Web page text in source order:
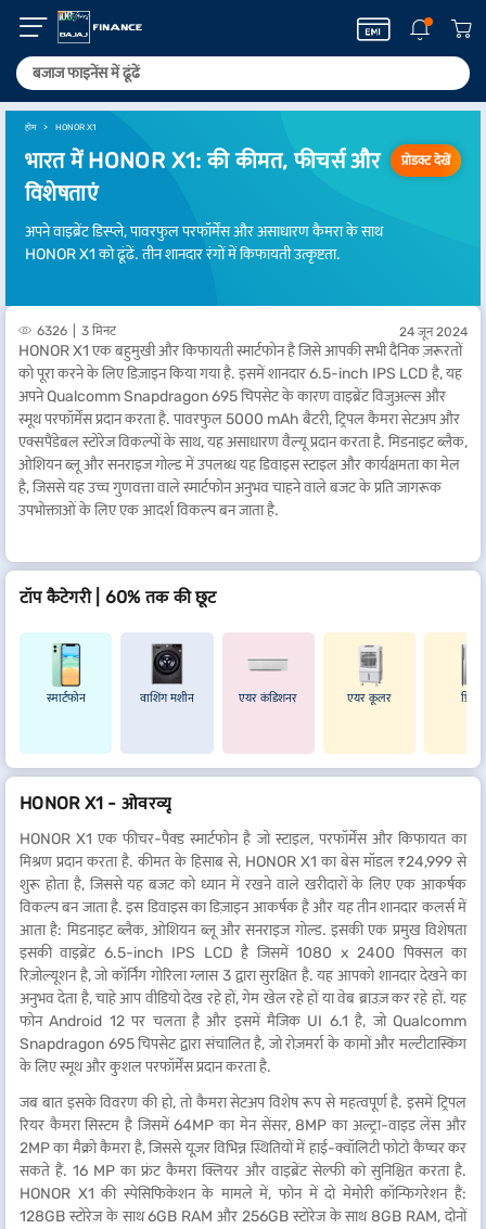
होम HONOR X1
भारत में HONOR X1: की कीमत, फीचर्स और
विशेषताएं
अपने वाइब्रेंट डिस्प्ले, पावरफुल परफॉर्मेंस और असाधारण कैमरा के साथ
HONOR X1 को ढूंढें. तीन शानदार रंगों में किफायती उत्कृष्टता.
प्रोडक्ट देखें
6326 3 मिनट 24 जून 2024
HONOR X1 एक बहुमुखी और किफायती स्मार्टफोन है जिसे आपकी सभी दैनिक ज़रूरतों
को पूरा करने के लिए डिज़ाइन किया गया है. इसमें शानदार 6.5-inch IPS LCD है, यह
अपने Qualcomm Snapdragon 695 चिपसेट के कारण वाइब्रेंट विजुअल्स और
स्मूथ परफॉर्मेंस प्रदान करता है. पावरफुल 5000 mAh बैटरी, ट्रिपल कैमरा सेटअप और
एक्सपैंडेबल स्टोरेज विकल्पों के साथ, यह असाधारण वैल्यू प्रदान करता है. मिडनाइट ब्लैक,
ओशियन ब्लू और सनराइज गोल्ड में उपलब्ध यह डिवाइस स्टाइल और कार्यक्षमता का मेल
है, जिससे यह उच्च गुणवत्ता वाले स्मार्टफोन अनुभव चाहने वाले बजट के प्रति जागरूक
उपभोक्ताओं के लिए एक आदर्श विकल्प बन जाता है.
टॉप कैटेगरी | 60% तक की छूट
स्मार्टफोन वाशिंग मशीन एयर कंडिशनर एयर कूलर फ्रिज
HONOR X1 - ओवरव्यू
HONOR X1 एक फीचर-पैक्ड स्मार्टफोन है जो स्टाइल, परफॉर्मेंस और किफायत का
मिश्रण प्रदान करता है. कीमत के हिसाब से, HONOR X1 का बेस मॉडल ₹24,999 से
शुरू होता है, जिससे यह बजट को ध्यान में रखने वाले खरीदारों के लिए एक आकर्षक
विकल्प बन जाता है. इस डिवाइस का डिज़ाइन आकर्षक है और यह तीन शानदार कलर्स में
आता है: मिडनाइट ब्लैक, ओशियन ब्लू और सनराइज गोल्ड. इसकी एक प्रमुख विशेषता
इसकी वाइब्रेंट 6.5-inch IPS LCD है जिसमें 1080 x 2400 पिक्सल का
रिज़ोल्यूशन है, जो कॉर्निंग गोरिला ग्लास 3 द्वारा सुरक्षित है. यह आपको शानदार देखने का
अनुभव देता है, चाहे आप वीडियो देख रहे हों, गेम खेल रहे हों या वेब ब्राउज़ कर रहे हों. यह
फोन Android 12 पर चलता है और इसमें मैजिक UI 6.1 है, जो Qualcomm
Snapdragon 695 चिपसेट द्वारा संचालित है, जो रोज़मर्रा के कामों और मल्टीटास्किंग
के लिए स्मूथ और कुशल परफॉर्मेंस प्रदान करता है.
जब बात इसके विवरण की हो, तो कैमरा सेटअप विशेष रूप से महत्वपूर्ण है. इसमें ट्रिपल
रियर कैमरा सिस्टम है जिसमें 64MP का मेन सेंसर, 8MP का अल्ट्रा-वाइड लेंस और
2MP का मैक्रो कैमरा है, जिससे यूज़र विभिन्न स्थितियों में हाई-क्वॉलिटी फोटो कैप्चर कर
सकते हैं. 16 MP का फ्रंट कैमरा क्लियर और वाइब्रेंट सेल्फी को सुनिश्चित करता है.
HONOR X1 की स्पेसिफिकेशन के मामले में, फोन में दो मेमोरी कॉन्फिगरेशन हैं:
128GB स्टोरेज के साथ 6GB RAM और 256GB स्टोरेज के साथ 8GB RAM, दोनों